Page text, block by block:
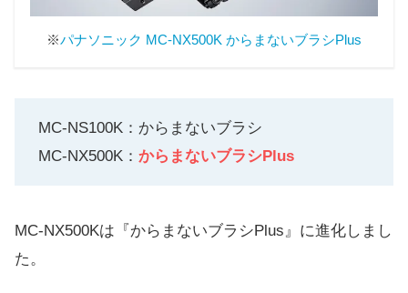
※パナソニック MC-NX500K からまないブラシPlus
MC-NS100K：からまないブラシ
MC-NX500K： からまないブラシPlus
MC-NX500Kは『からまないブラシPlus』に進化しまし
た。